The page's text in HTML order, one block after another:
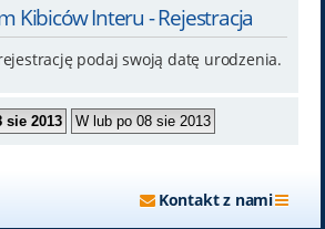
Kibiców Interu - Rejestracja
podaj swoją datę urodzenia.
Kontakt z nami